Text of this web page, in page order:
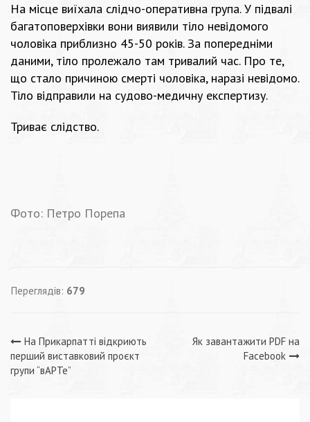
На місце виїхала слідчо-оперативна група. У підвалі
багатоповерхівки вони виявили тіло невідомого
чоловіка приблизно 45-50 років. За попередніми
даними, тіло пролежало там тривалий час. Про те,
що стало причиною смерті чоловіка, наразі невідомо.
Тіло відправили на судово-медичну експертизу.
Триває слідство.
Фото: Петро Порепа
Переглядів: 679
Навігація
записів
На Прикарпатті відкриють
перший виставковий проєкт
групи “вАРТе”
Як завантажити PDF на
Facebook